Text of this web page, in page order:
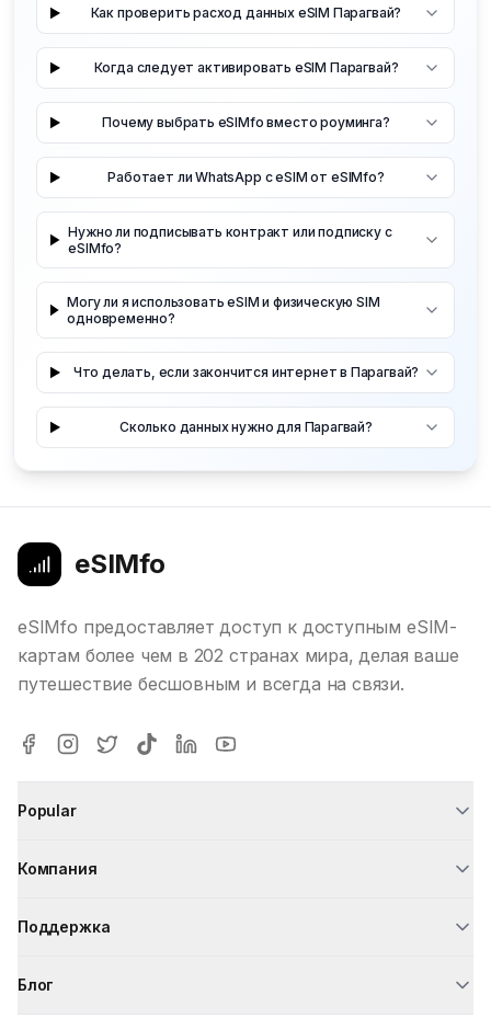
Как проверить расход данных eSIM Парагвай?
Когда следует активировать eSIM Парагвай?
Почему выбрать eSIMfo вместо роуминга?
Работает ли WhatsApp с eSIM от eSIMfo?
Нужно ли подписывать контракт или подписку с
eSIMfo?
Могу ли я использовать eSIM и физическую SIM
одновременно?
Что делать, если закончится интернет в Парагвай?
Сколько данных нужно для Парагвай?
eSIMfo
eSIMfo предоставляет доступ к доступным eSIM-
картам более чем в 202 странах мира, делая ваше
путешествие бесшовным и всегда на связи.
Popular
Компания
Поддержка
Блог